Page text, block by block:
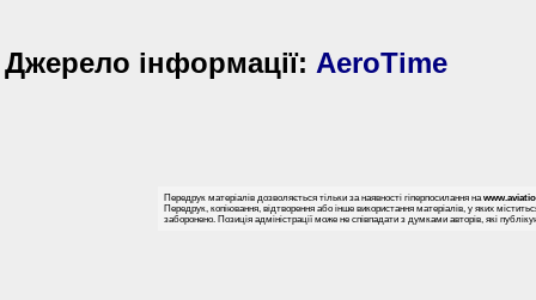
Джерело інформації: AeroTime
Передрук матеріалів дозволяється тільки за наявності гіперпосилання на
Передрук, копіювання, відтворення або інше використання матеріалів, у яких
заборонено. Позиція адміністрації може не співпадати з думками авторів, які